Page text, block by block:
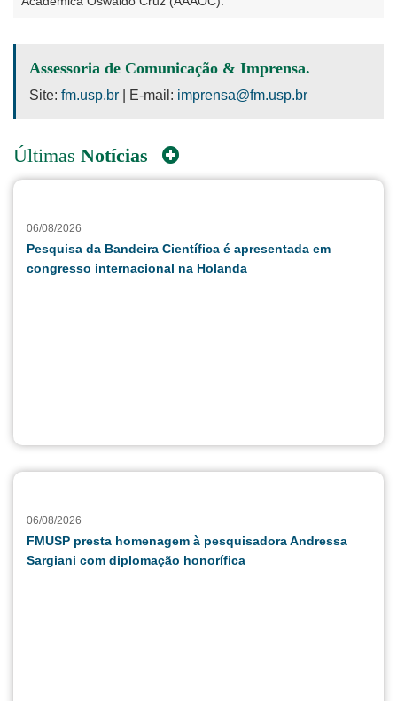
Assessoria de Comunicação & Imprensa.
Site: fm.usp.br | E-mail: imprensa@fm.usp.br
Últimas Notícias
06/08/2026
Pesquisa da Bandeira Científica é apresentada em
congresso internacional na Holanda
06/08/2026
FMUSP presta homenagem à pesquisadora Andressa
Sargiani com diplomação honorífica